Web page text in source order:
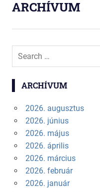
ARCHÍVUM
Search
ARCHÍVUM
2026. augusztus
2026. június
2026. május
2026. április
2026. március
2026. február
2026. január